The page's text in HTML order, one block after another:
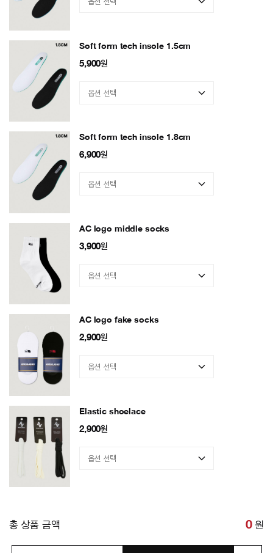
Soft form tech insole 1.5cm
5,900원
Soft form tech insole 1.8cm
6,900원
AC logo middle socks
3,900원
AC logo fake socks
2,900원
Elastic shoelace
2,900원
총 상품 금액 0 원